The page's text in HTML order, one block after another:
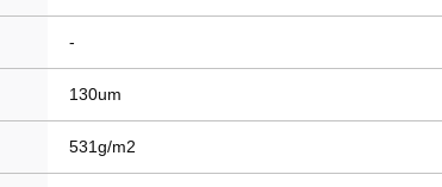
-
130um
531g/m2